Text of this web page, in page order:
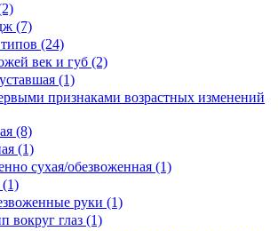
(7)
(24)
век и губ (2)
(1)
признаками возрастных изменений
(8)
(1)
сухая/обезвоженная (1)
(1)
руки (1)
вокруг глаз (1)